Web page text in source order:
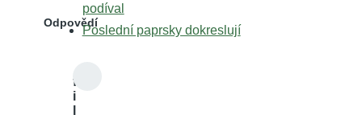
Odpovědí
f
i
podíval
Poslední paprsky dokreslují